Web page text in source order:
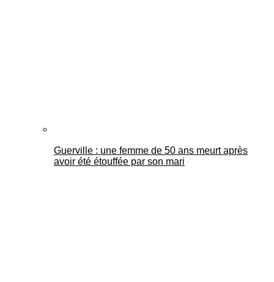
Guerville : une femme de 50 ans meurt après
avoir été étouffée par son mari